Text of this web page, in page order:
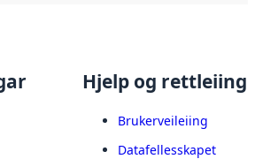
Hjelp og rettleiing
Brukerveileiing
Datafellesskapet